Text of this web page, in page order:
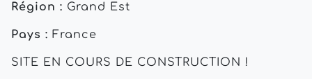
Région : Grand Est
Pays : France
SITE EN COURS DE CONSTRUCTION !